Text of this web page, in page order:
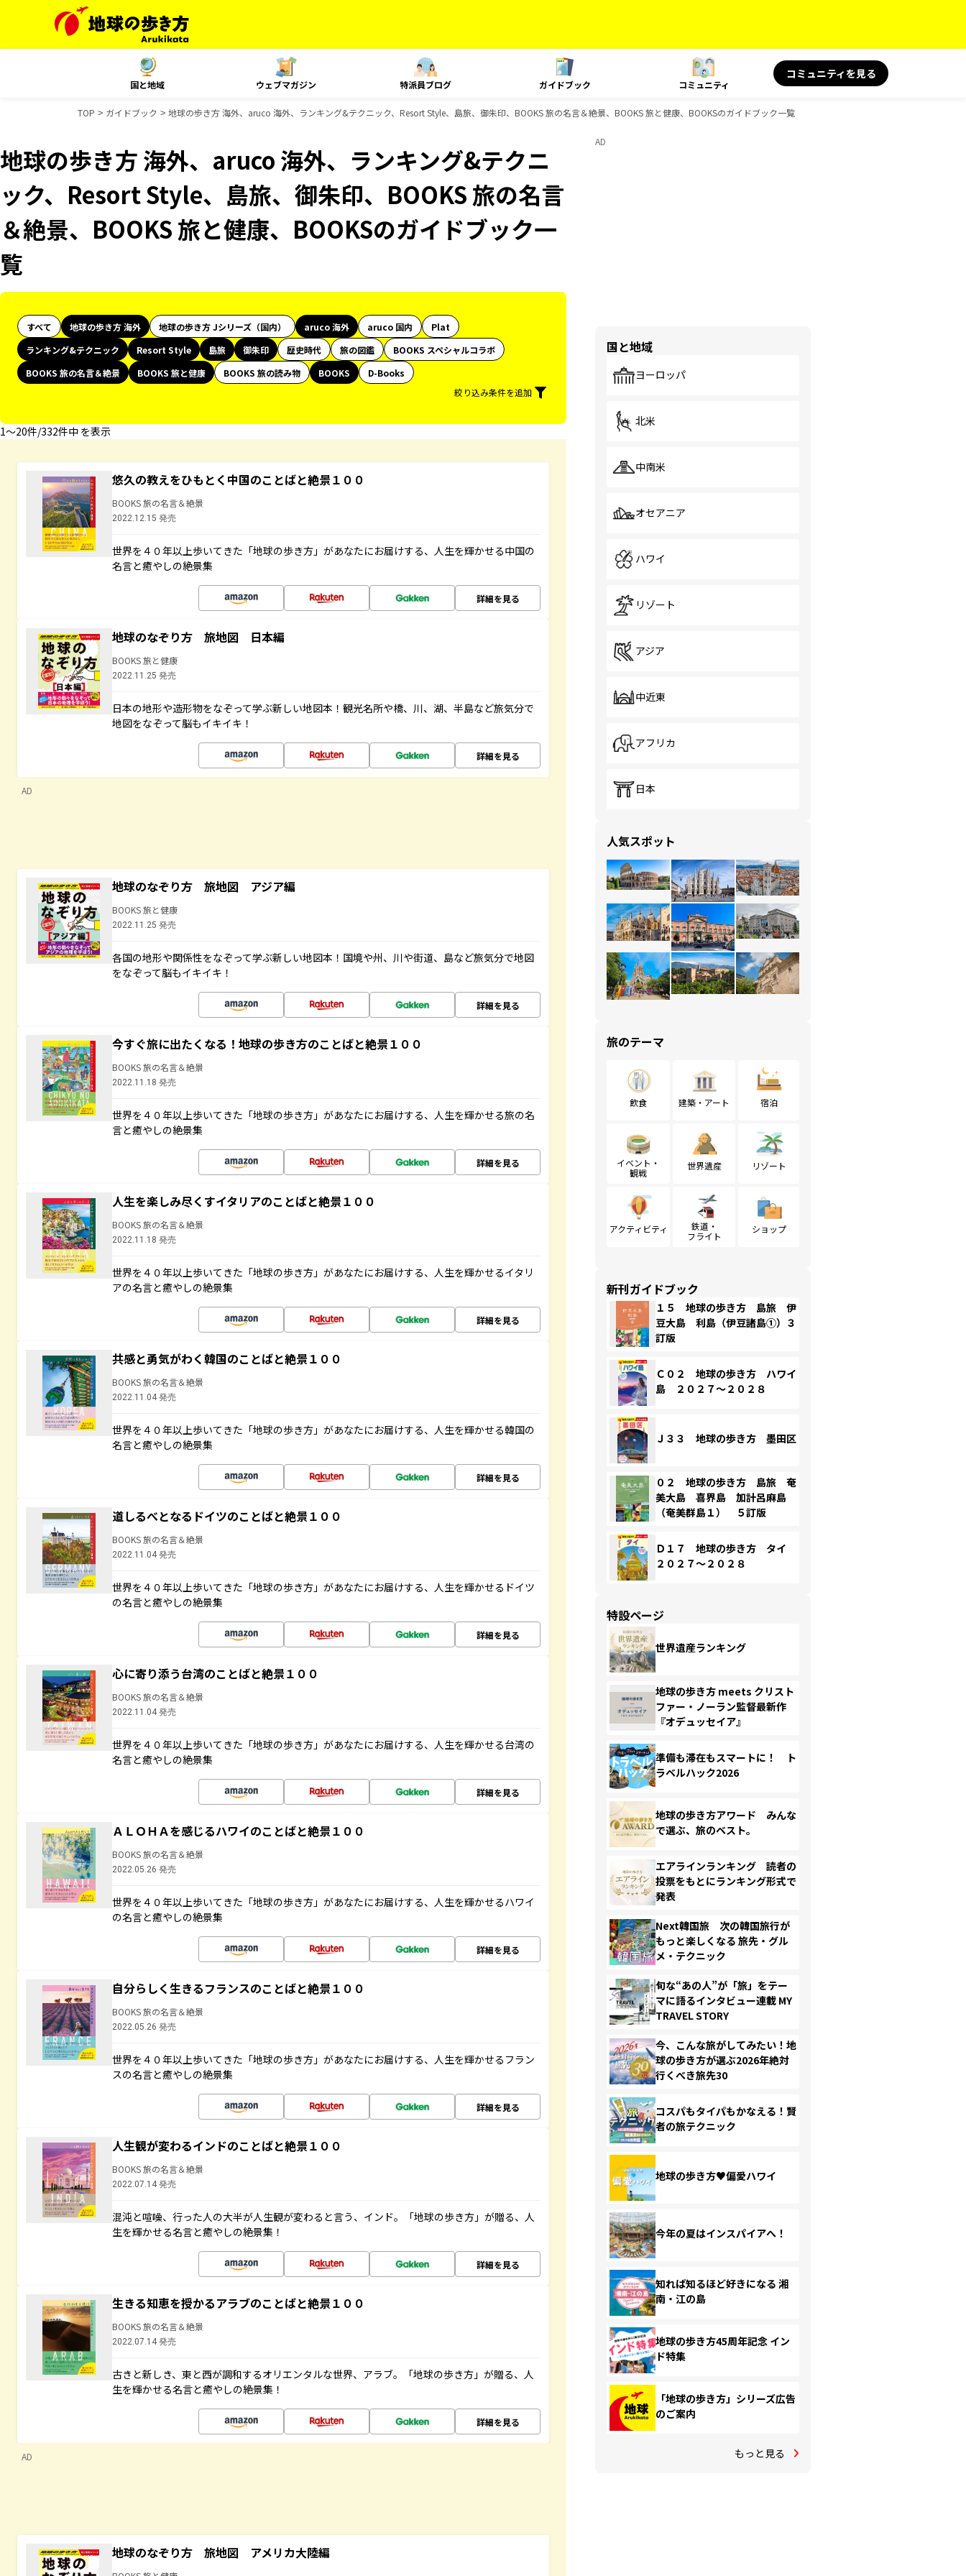
国と地域 ウェブマガジン 特派員ブログ ガイドブック コミュニティ
コミュニティを見る
TOP ガイドブック 地球の歩き方 海外、aruco 海外、ランキング&テクニック、Resort Style、島旅、御朱印、BOOKS 旅の名言＆絶景、BOOKS 旅と健康、BOOKSのガイドブック一覧
地球の歩き方 海外、aruco 海外、ランキング&テクニ
ック、Resort Style、島旅、御朱印、BOOKS 旅の名言
＆絶景、BOOKS 旅と健康、BOOKSのガイドブック一
覧
すべて 地球の歩き方 海外 地球の歩き方 Jシリーズ（国内） aruco 海外 aruco 国内
Plat
ランキング&テクニック
Resort Style 島旅 御朱印 歴史時代 旅の図鑑
BOOKS スペシャルコラボ
BOOKS 旅の名言＆絶景
BOOKS 旅と健康 BOOKS 旅の読み物 BOOKS
D-Books
絞り込み条件を追加
1〜20件/332件中 を表示
悠久の教えをひもとく中国のことばと絶景１００
BOOKS 旅の名言＆絶景
2022.12.15 発売
世界を４０年以上歩いてきた「地球の歩き方」があなたにお届けする、人生を輝かせる中国の
名言と癒やしの絶景集
詳細を見る
地球のなぞり方 旅地図 日本編
BOOKS 旅と健康
2022.11.25 発売
日本の地形や造形物をなぞって学ぶ新しい地図本！観光名所や橋、川、湖、半島など旅気分で
地図をなぞって脳もイキイキ！
詳細を見る
AD
地球のなぞり方 旅地図 アジア編
BOOKS 旅と健康
2022.11.25 発売
各国の地形や関係性をなぞって学ぶ新しい地図本！国境や州、川や街道、島など旅気分で地図
をなぞって脳もイキイキ！
詳細を見る
今すぐ旅に出たくなる！地球の歩き方のことばと絶景１００
BOOKS 旅の名言＆絶景
2022.11.18 発売
世界を４０年以上歩いてきた「地球の歩き方」があなたにお届けする、人生を輝かせる旅の名
言と癒やしの絶景集
詳細を見る
人生を楽しみ尽くすイタリアのことばと絶景１００
BOOKS 旅の名言＆絶景
2022.11.18 発売
世界を４０年以上歩いてきた「地球の歩き方」があなたにお届けする、人生を輝かせるイタリ
アの名言と癒やしの絶景集
詳細を見る
共感と勇気がわく韓国のことばと絶景１００
BOOKS 旅の名言＆絶景
2022.11.04 発売
世界を４０年以上歩いてきた「地球の歩き方」があなたにお届けする、人生を輝かせる韓国の
名言と癒やしの絶景集
詳細を見る
道しるべとなるドイツのことばと絶景１００
BOOKS 旅の名言＆絶景
2022.11.04 発売
世界を４０年以上歩いてきた「地球の歩き方」があなたにお届けする、人生を輝かせるドイツ
の名言と癒やしの絶景集
詳細を見る
心に寄り添う台湾のことばと絶景１００
BOOKS 旅の名言＆絶景
2022.11.04 発売
世界を４０年以上歩いてきた「地球の歩き方」があなたにお届けする、人生を輝かせる台湾の
名言と癒やしの絶景集
詳細を見る
ＡＬＯＨＡを感じるハワイのことばと絶景１００
BOOKS 旅の名言＆絶景
2022.05.26 発売
世界を４０年以上歩いてきた「地球の歩き方」があなたにお届けする、人生を輝かせるハワイ
の名言と癒やしの絶景集
詳細を見る
自分らしく生きるフランスのことばと絶景１００
BOOKS 旅の名言＆絶景
2022.05.26 発売
世界を４０年以上歩いてきた「地球の歩き方」があなたにお届けする、人生を輝かせるフラン
スの名言と癒やしの絶景集
詳細を見る
人生観が変わるインドのことばと絶景１００
BOOKS 旅の名言＆絶景
2022.07.14 発売
混沌と喧噪、行った人の大半が人生観が変わると言う、インド。「地球の歩き方」が贈る、人
生を輝かせる名言と癒やしの絶景集！
詳細を見る
生きる知恵を授かるアラブのことばと絶景１００
BOOKS 旅の名言＆絶景
2022.07.14 発売
古きと新しき、東と西が調和するオリエンタルな世界、アラブ。「地球の歩き方」が贈る、人
生を輝かせる名言と癒やしの絶景集！
詳細を見る
AD
地球のなぞり方 旅地図 アメリカ大陸編
AD
国と地域
ヨーロッパ
北米
中南米
オセアニア
ハワイ
リゾート
アジア
中近東
アフリカ
日本
人気スポット
旅のテーマ
飲食 建築・アート 宿泊
イベント・
観戦
世界遺産 リゾート
アクティビティ
鉄道・
フライト
ショップ
新刊ガイドブック
１５ 地球の歩き方 島旅 伊
豆大島 利島（伊豆諸島①）３
訂版
Ｃ０２ 地球の歩き方 ハワイ
島 ２０２７～２０２８
Ｊ３３ 地球の歩き方 墨田区
０２ 地球の歩き方 島旅 奄
美大島 喜界島 加計呂麻島
（奄美群島１） ５訂版
Ｄ１７ 地球の歩き方 タイ
２０２７～２０２８
特設ページ
世界遺産ランキング
地球の歩き方 meets クリスト
ファー・ノーラン監督最新作
『オデュッセイア』
準備も滞在もスマートに！ ト
ラベルハック2026
地球の歩き方アワード みんな
で選ぶ、旅のベスト。
エアラインランキング 読者の
投票をもとにランキング形式で
発表
Next韓国旅 次の韓国旅行が
もっと楽しくなる 旅先・グル
メ・テクニック
旬な“あの人”が「旅」をテー
マに語るインタビュー連載 MY
TRAVEL STORY
今、こんな旅がしてみたい！地
球の歩き方が選ぶ2026年絶対
行くべき旅先30
コスパもタイパもかなえる！賢
者の旅テクニック
地球の歩き方♥偏愛ハワイ
今年の夏はインスパイアへ！
知れば知るほど好きになる 湘
南・江の島
地球の歩き方45周年記念 イン
ド特集
「地球の歩き方」シリーズ広告
のご案内
もっと見る